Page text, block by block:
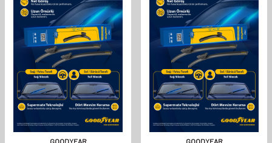
GOODYEAR GOODYEAR